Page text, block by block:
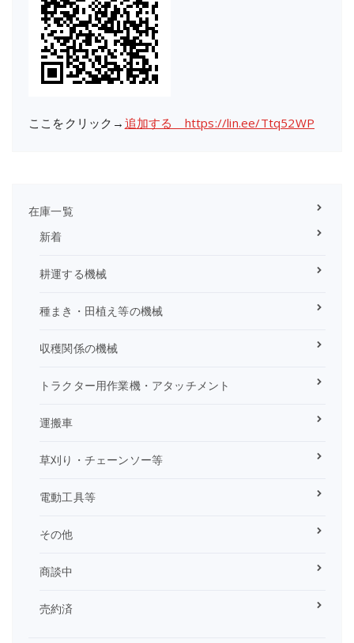
ここをクリック→ 追加する https://lin.ee/Ttq52WP
在庫一覧
新着
耕運する機械
種まき・田植え等の機械
収穫関係の機械
トラクター用作業機・アタッチメント
運搬車
草刈り・チェーンソー等
電動工具等
その他
商談中
売約済